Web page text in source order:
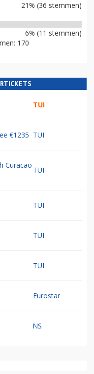
21% (36 stemmen)
6% (11 stemmen)
170
TUI
€1235 TUI
Curacao
TUI
TUI
TUI
TUI
Eurostar
NS